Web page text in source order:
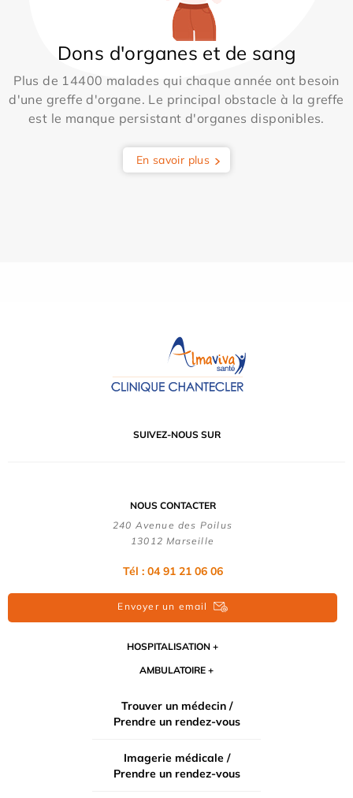
Dons d'organes et de sang
Plus de 14400 malades qui chaque année ont besoin
d'une greffe d'organe. Le principal obstacle à la greffe
est le manque persistant d'organes disponibles.
En savoir plus
SUIVEZ-NOUS SUR
NOUS CONTACTER
240 Avenue des Poilus
13012 Marseille
Tél : 04 91 21 06 06
Envoyer un email
HOSPITALISATION
AMBULATOIRE
Trouver un médecin /
Prendre un rendez-vous
Imagerie médicale /
Prendre un rendez-vous